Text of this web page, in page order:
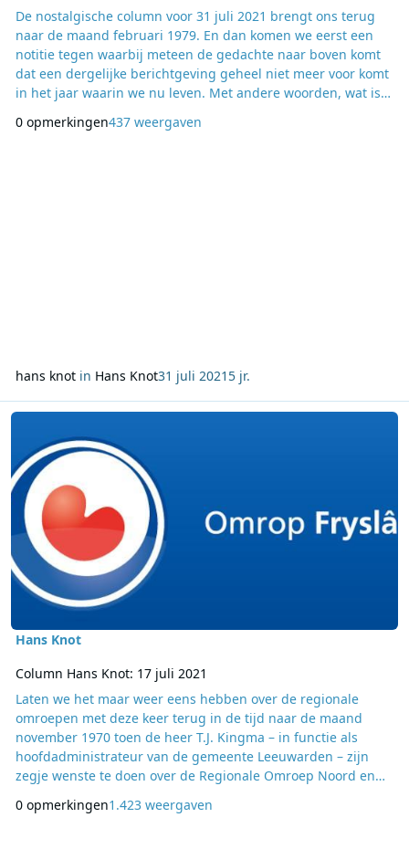
De nostalgische column voor 31 juli 2021 brengt ons terug
naar de maand februari 1979. En dan komen we eerst een
notitie tegen waarbij meteen de gedachte naar boven komt
dat een dergelijke berichtgeving geheel niet meer voor komt
in het jaar waarin we nu leven. Met andere woorden, wat is
was er al wel sprake van een snel te verwachten
0 opmerkingen437 weergaven
hans knotin Hans Knot31 juli 2021 5 jr.
Lees meer over Column Hans Knot: 17 juli 2021
Hans Knot
Column Hans Knot: 17 juli 2021
Laten we het maar weer eens hebben over de regionale
omroepen met deze keer terug in de tijd naar de maand
november 1970 toen de heer T.J. Kingma – in functie als
hoofdadministrateur van de gemeente Leeuwarden – zijn
zegje wenste te doen over de Regionale Omroep Noord en
de noordelijke en oostelijke provincies. Volgens Kingma
0 opmerkingen1.423 weergaven